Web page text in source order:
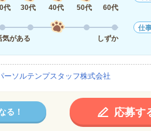
代
30代 40代 50代 60代
気がある
しずか
仕
ーソルテンプスタッフ株式会社
る！ 応募す